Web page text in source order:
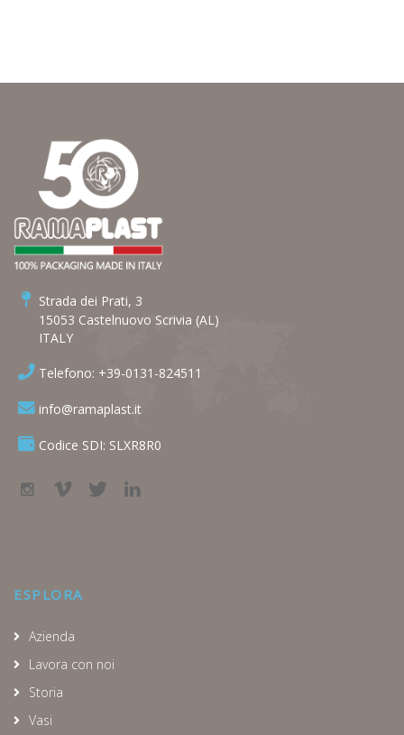
Strada dei Prati, 3
15053 Castelnuovo Scrivia (AL)
ITALY
Telefono: +39-0131-824511
info@ramaplast.it
Codice SDI: SLXR8R0
ESPLORA
Azienda
Lavora con noi
Storia
Vasi